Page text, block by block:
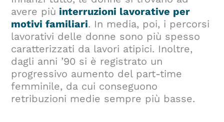
avere più interruzioni lavorative per
motivi familiari. In media, poi, i percorsi
lavorativi delle donne sono più spesso
caratterizzati da lavori atipici. Inoltre,
dagli anni ’90 si è registrato un
progressivo aumento del part-time
femminile, da cui conseguono
retribuzioni medie sempre più basse.